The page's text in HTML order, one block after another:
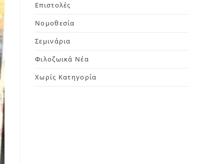
Επιστολές
Νομοθεσία
Σεμινάρια
Φιλοζωικά Νέα
Χωρίς Κατηγορία